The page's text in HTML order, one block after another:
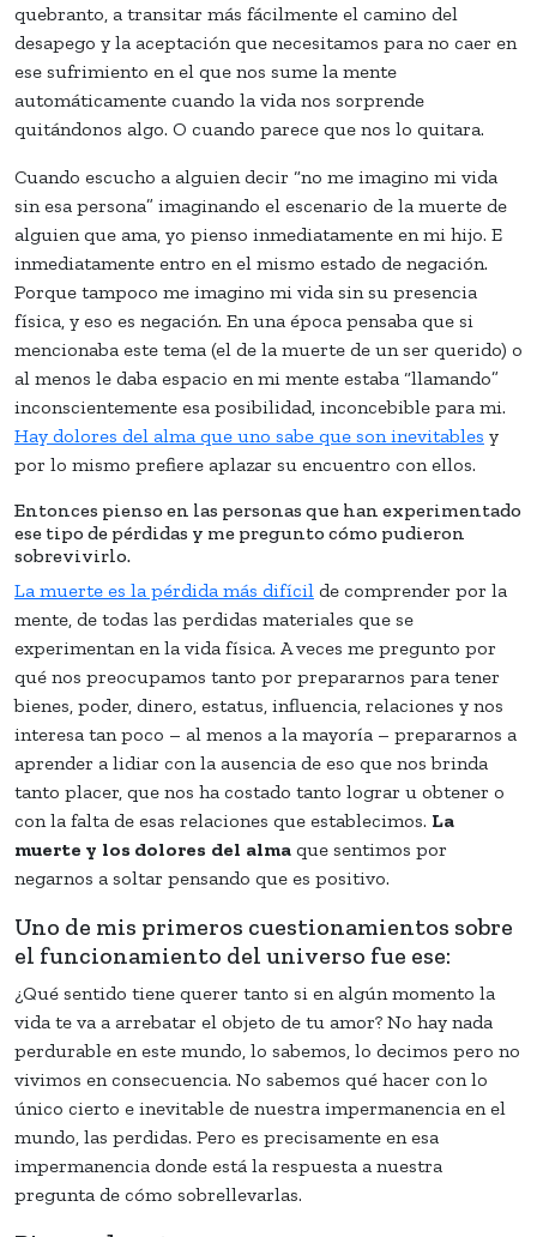
quebranto, a transitar más fácilmente el camino del
desapego y la aceptación que necesitamos para no caer en
ese sufrimiento en el que nos sume la mente
automáticamente cuando la vida nos sorprende
quitándonos algo. O cuando parece que nos lo quitara.
Cuando escucho a alguien decir “no me imagino mi vida
sin esa persona” imaginando el escenario de la muerte de
alguien que ama, yo pienso inmediatamente en mi hijo. E
inmediatamente entro en el mismo estado de negación.
Porque tampoco me imagino mi vida sin su presencia
física, y eso es negación. En una época pensaba que si
mencionaba este tema (el de la muerte de un ser querido) o
al menos le daba espacio en mi mente estaba “llamando”
inconscientemente esa posibilidad, inconcebible para mi.
Hay dolores del alma que uno sabe que son inevitables y
por lo mismo prefiere aplazar su encuentro con ellos.
Entonces pienso en las personas que han experimentado
ese tipo de pérdidas y me pregunto cómo pudieron
sobrevivirlo.
La muerte es la pérdida más difícil de comprender por la
mente, de todas las perdidas materiales que se
experimentan en la vida física. A veces me pregunto por
qué nos preocupamos tanto por prepararnos para tener
bienes, poder, dinero, estatus, influencia, relaciones y nos
interesa tan poco – al menos a la mayoría – prepararnos a
aprender a lidiar con la ausencia de eso que nos brinda
tanto placer, que nos ha costado tanto lograr u obtener o
con la falta de esas relaciones que establecimos. La
muerte y los dolores del alma que sentimos por
negarnos a soltar pensando que es positivo.
Uno de mis primeros cuestionamientos sobre
el funcionamiento del universo fue ese:
¿Qué sentido tiene querer tanto si en algún momento la
vida te va a arrebatar el objeto de tu amor? No hay nada
perdurable en este mundo, lo sabemos, lo decimos pero no
vivimos en consecuencia. No sabemos qué hacer con lo
único cierto e inevitable de nuestra impermanencia en el
mundo, las perdidas. Pero es precisamente en esa
impermanencia donde está la respuesta a nuestra
pregunta de cómo sobrellevarlas.